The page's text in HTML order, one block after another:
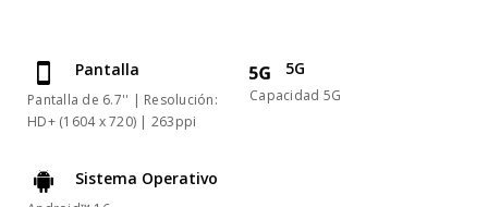
Pantalla
Pantalla de 6.7'' | Resolución:
HD+ (1604 x 720) | 263ppi
5G
Capacidad 5G
Sistema Operativo